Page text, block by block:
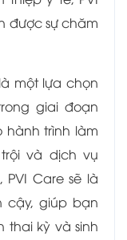
được sự chăm
một lựa chọn
giai đoạn
trình làm
và dịch vụ
Care sẽ là
cậy, giúp bạn
thai kỳ và sinh